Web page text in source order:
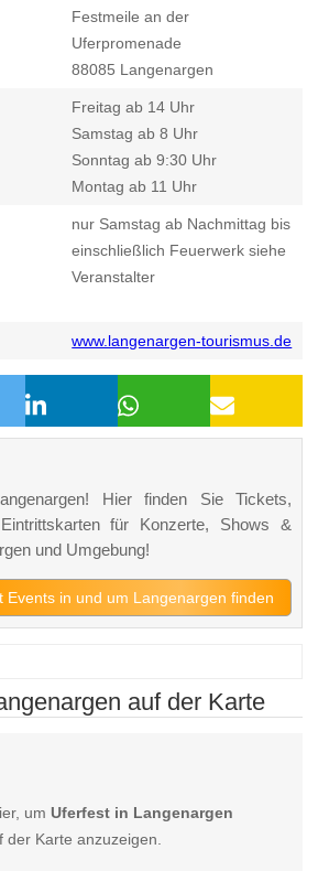
Festmeile an der
Uferpromenade
88085 Langenargen
Freitag ab 14 Uhr
Samstag ab 8 Uhr
Sonntag ab 9:30 Uhr
Montag ab 11 Uhr
nur Samstag ab Nachmittag bis
einschließlich Feuerwerk siehe
Veranstalter
www.langenargen-tourismus.de
Hier finden Sie Tickets,
für Konzerte, Shows &
und Umgebung!
Events in und um Langenargen finden
auf der Karte
um Uferfest in Langenargen
der Karte anzuzeigen.